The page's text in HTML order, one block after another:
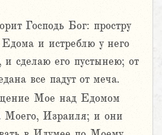
Господь Бог: простру
и истреблю у него
и сделаю его пустынею; от
все падут от меча.
Мое над Едомом
Моего, Израиля; и они